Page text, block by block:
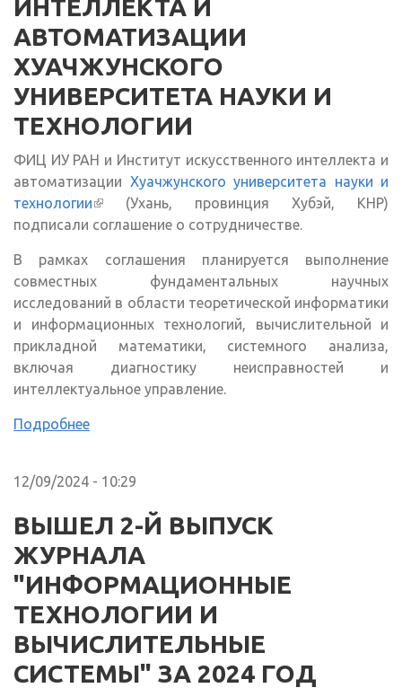
ИНТЕЛЛЕКТА И
АВТОМАТИЗАЦИИ
ХУАЧЖУНСКОГО
УНИВЕРСИТЕТА НАУКИ И
ТЕХНОЛОГИИ
ФИЦ ИУ РАН и Институт искусственного интеллекта и
автоматизации Хуачжунского университета науки и
технологии(внешняя ссылка)
(Ухань, провинция Хубэй, КНР)
подписали соглашение о сотрудничестве.
В рамках соглашения планируется выполнение
совместных фундаментальных научных
исследований в области теоретической информатики
и информационных технологий, вычислительной и
прикладной математики, системного анализа,
включая диагностику неисправностей и
интеллектуальное управление.
Подробнее
12/09/2024 - 10:29
ВЫШЕЛ 2-Й ВЫПУСК
ЖУРНАЛА
"ИНФОРМАЦИОННЫЕ
ТЕХНОЛОГИИ И
ВЫЧИСЛИТЕЛЬНЫЕ
СИСТЕМЫ" ЗА 2024 ГОД